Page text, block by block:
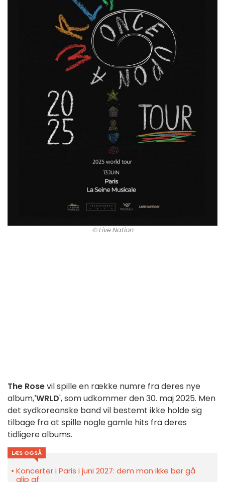
© Live Nation
The Rosevil spille en række numre fra deres nye
album,'WRLD', som udkommer den 30. maj 2025. Men
det sydkoreanske band vil bestemt ikke holde sig
tilbage fra at spille nogle gamle hits fra deres
tidligere albums.
LÆS OGSÅ
Koncerter i Paris i juni 2027: dem man ikke bør gå
glip af